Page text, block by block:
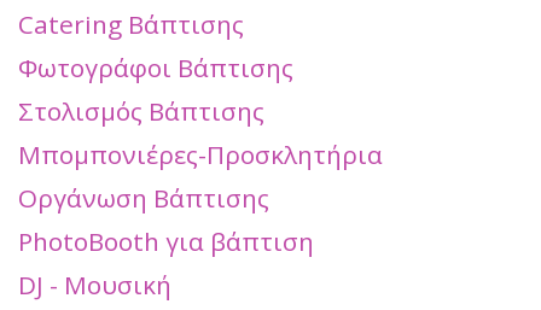
Catering Βάπτισης
Φωτογράφοι Βάπτισης
Στολισμός Βάπτισης
Μπομπονιέρες-Προσκλητήρια
Οργάνωση Βάπτισης
PhotoBooth για βάπτιση
DJ - Μουσική